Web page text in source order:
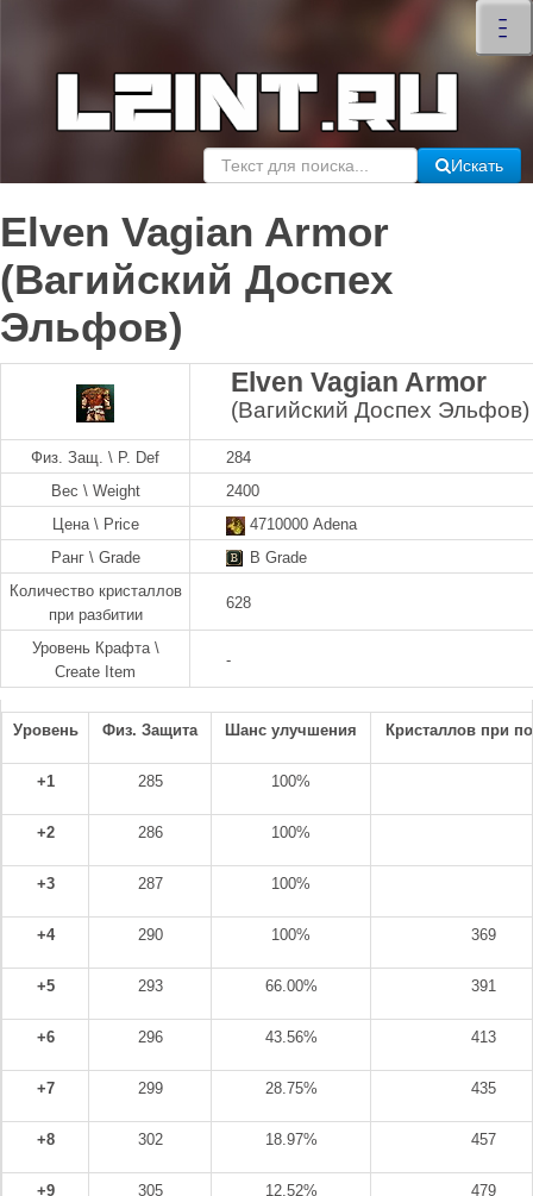
–
–
–
×
Искать
Elven Vagian Armor
(Вагийский Доспех
Эльфов)
Elven Vagian Armor
(Вагийский Доспех Эльфов)
Физ. Защ. \ P. Def
284
Вес \ Weight
2400
Цена \ Price
4710000 Adena
Ранг \ Grade
B Grade
Количество кристаллов
при разбитии
628
Уровень Крафта \
Create Item
-
Уровень Физ. Защита Шанс улучшения Кристаллов при
+1 285 100%
+2 286 100%
+3 287 100%
+4 290 100% 369
+5 293 66.00% 391
+6 296 43.56% 413
+7 299 28.75% 435
+8 302 18.97% 457
+9 305 12.52% 479